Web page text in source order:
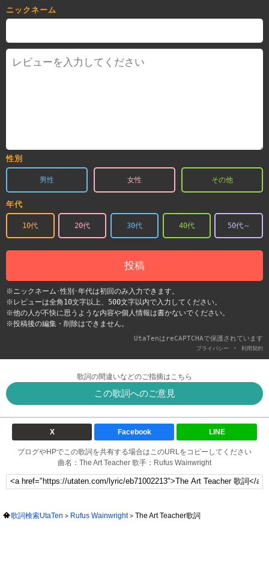
ニックネーム
性別
男性 女性 その他
年代
10代 20代 30代 40代 50代～
投稿
※ニックネーム･性別･年代は初回のみ入力できます。
※レビューは全角10文字以上、500文字以内で入力してください。
※他の人が不快に思うような内容や個人情報は書かないでください。
※投稿後の編集・削除はできません。
UtaTenはreCAPTCHAで保護されています
プライバシー - 利用契約
歌詞の間違いなどのご指摘はこちら
この歌詞へのご意見
X Facebook LINE
ブログやHPでこの歌詞を共有する場合はこのURLをコピーしてください
曲名：The Art Teacher 歌手：Rufus Wainwright
歌詞検索UtaTen Rufus Wainwright The Art Teacher歌詞